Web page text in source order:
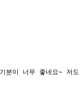
분이 너무 좋네요~ 저